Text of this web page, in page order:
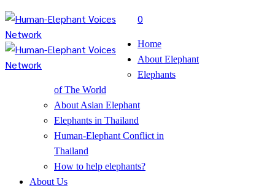
0
Home
About Elephant
Elephants
of The World
About Asian Elephant
Elephants in Thailand
Human-Elephant Conflict in
Thailand
How to help elephants?
About Us